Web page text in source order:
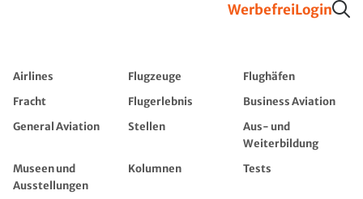
WerbefreiLogin
Airlines Flugzeuge
Flughäfen
Fracht
Flugerlebnis
Business Aviation
General Aviation
Stellen
Aus- und
Weiterbildung
Museen und
Ausstellungen
Kolumnen Tests